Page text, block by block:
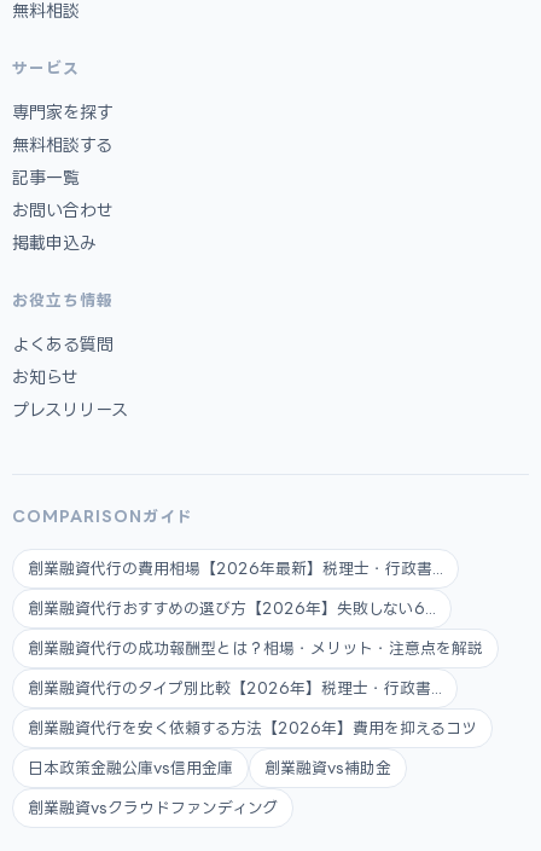
無料相談
サービス
専門家を探す
無料相談する
記事一覧
お問い合わせ
掲載申込み
お役立ち情報
よくある質問
お知らせ
プレスリリース
COMPARISONガイド
創業融資代行の費用相場【2026年最新】税理士・行政書...
創業融資代行おすすめの選び方【2026年】失敗しない6...
創業融資代行の成功報酬型とは？相場・メリット・注意点を解説
創業融資代行のタイプ別比較【2026年】税理士・行政書...
創業融資代行を安く依頼する方法【2026年】費用を抑えるコツ
日本政策金融公庫vs信用金庫 創業融資vs補助金
創業融資vsクラウドファンディング